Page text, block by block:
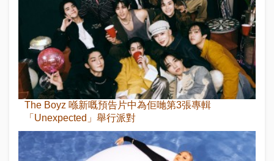
The Boyz 喺新嘅預告片中為佢哋第3張專輯
「Unexpected」舉行派對